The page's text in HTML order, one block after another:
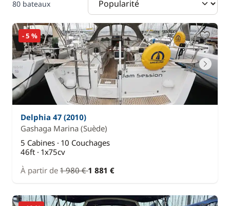
80 bateaux
- 5 %
Delphia 47 (2010)
Gashaga Marina (Suède)
5 Cabines · 10 Couchages
46ft · 1x75cv
À partir de 1 980 €1 881 €